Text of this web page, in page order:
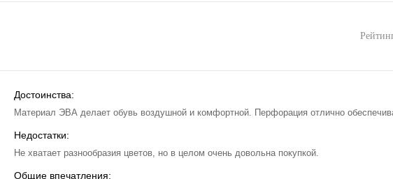
Достоинства:
Материал ЭВА делает обувь воздушной и комфортной. Перфорация отлично
Недостатки:
Не хватает разнообразия цветов, но в целом очень довольна покупкой.
Общие впечатления: